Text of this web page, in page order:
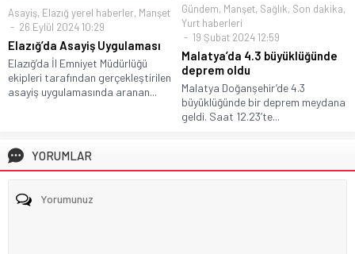
Asayiş, Elazığ yerel haberler, Manşet
26 Eylül 2024 10:29
Elazığ’da Asayiş Uygulaması
Elazığ’da İl Emniyet Müdürlüğü
ekipleri tarafından gerçekleştirilen
asayiş uygulamasında aranan...
Gündem, Manşet, Sağlık, Son dakika,
Yurt haberleri
19 Şubat 2024 12:59
Malatya’da 4.3 büyüklüğünde
deprem oldu
Malatya Doğanşehir’de 4.3
büyüklüğünde bir deprem meydana
geldi. Saat 12.23’te...
YORUMLAR